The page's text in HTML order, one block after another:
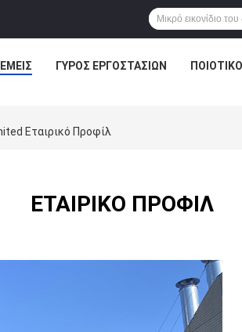
ΓΎΡΟΣ ΕΡΓΟΣΤΑΣΊΩΝ
Εταιρικό Προφίλ
ΕΤΑΙΡΙΚΌ ΠΡΟΦΊΛ